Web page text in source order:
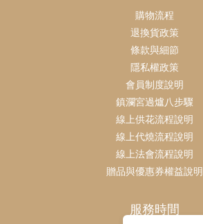
購物流程
退換貨政策
條款與細節
隱私權政策
會員制度說明
鎮瀾宮過爐八步驟
線上供花流程說明
線上代燒流程說明
線上法會流程說明
贈品與優惠券權益說明
服務時間